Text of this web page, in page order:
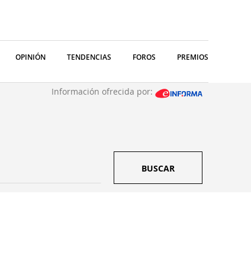
OPINIÓN TENDENCIAS FOROS PREMIOS
Información ofrecida por:
BUSCAR